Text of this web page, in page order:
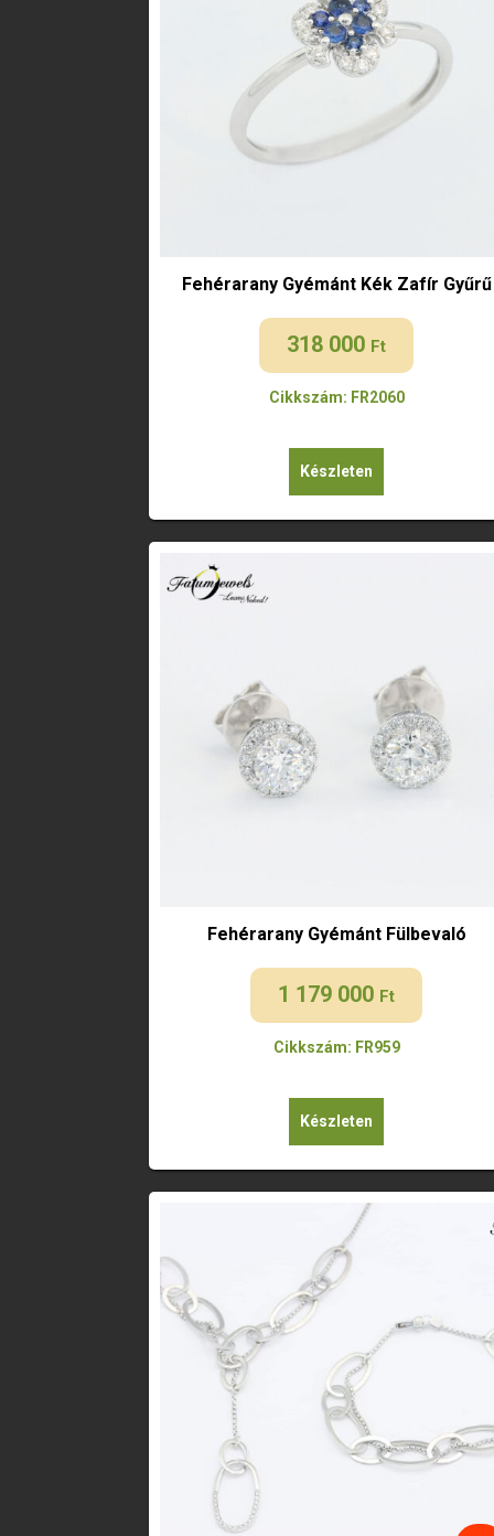
Fehérarany Gyémánt Kék Zafír Gyűrű
318 000 Ft
Cikkszám: FR2060
Készleten
Fehérarany Gyémánt Fülbevaló
1 179 000 Ft
Cikkszám: FR959
Készleten